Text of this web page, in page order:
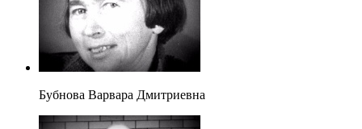
Бубнова Варвара Дмитриевна